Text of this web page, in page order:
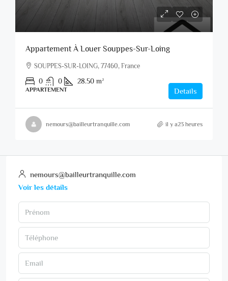
Appartement À Louer Souppes-Sur-Loing
SOUPPES-SUR-LOING, 77460, France
0 0 28.50 m²
APPARTEMENT Details
nemours@bailleurtranquille.com il y a23 heures
nemours@bailleurtranquille.com
Voir les détails